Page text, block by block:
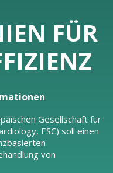
FÜR
Gesellschaft für
ESC) soll einen
von